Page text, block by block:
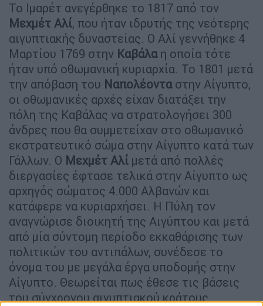
Το Ιμαρέτ ανεγέρθηκε το 1817 από τον
Μεχμέτ Αλί, που ήταν ιδρυτής της νεότερης
αιγυπτιακής δυναστείας. Ο Αλί γεννήθηκε 4
Μαρτίου 1769 στην Καβάλαη οποία τότε
ήταν υπό οθωμανική κυριαρχία. Το 1801 μετά
την απόβαση του Ναπολέονταστην Αίγυπτο,
οι οθωμανικές αρχές είχαν διατάξει την
πόλη της Καβάλας να στρατολογήσει 300
άνδρες που θα συμμετείχαν στο οθωμανικό
εκστρατευτικό σώμα στην Αίγυπτο κατά των
Γάλλων. Ο Μεχμέτ Αλί μετά από πολλές
διεργασίες έφτασε τελικά στην Αίγυπτο ως
αρχηγός σώματος 4.000 Αλβανών και
κατάφερε να κυριαρχήσει. Η Πύλη τον
αναγνώρισε διοικητή της Αιγύπτου και μετά
από μία σύντομη περίοδο εκκαθάρισης των
πολιτικών του αντιπάλων, συνέδεσε το
όνομα του με μεγάλα έργα υποδομής στην
Αίγυπτο. Θεωρείται πως έθεσε τις βάσεις
του σύγχρονου αιγυπτιακού κράτους.